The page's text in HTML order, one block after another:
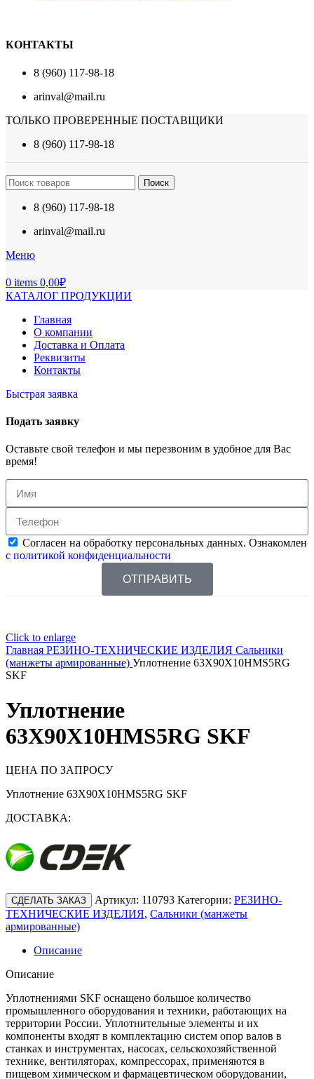
КОНТАКТЫ
8 (960) 117-98-18
arinval@mail.ru
ТОЛЬКО ПРОВЕРЕННЫЕ ПОСТАВЩИКИ
8 (960) 117-98-18
Поиск
8 (960) 117-98-18
arinval@mail.ru
Меню
0 items 0,00₽
КАТАЛОГ ПРОДУКЦИИ
Главная
О компании
Доставка и Оплата
Реквизиты
Контакты
Быстрая заявка
Подать заявку
Оставьте свой телефон и мы перезвоним в удобное для Вас
время!
Согласен на обработку персональных данных. Ознакомлен
с политикой конфиденциальности
ОТПРАВИТЬ
Click to enlarge
Главная РЕЗИНО-ТЕХНИЧЕСКИЕ ИЗДЕЛИЯ Сальники
(манжеты армированные) Уплотнение 63X90X10HMS5RG
SKF
Уплотнение
63X90X10HMS5RG SKF
ЦЕНА ПО ЗАПРОСУ
Уплотнение 63X90X10HMS5RG SKF
ДОСТАВКА:
СДЕЛАТЬ ЗАКАЗ Артикул: 110793 Категории: РЕЗИНО-
ТЕХНИЧЕСКИЕ ИЗДЕЛИЯ, Сальники (манжеты
армированные)
Описание
Описание
Уплотнениями SKF оснащено большое количество
промышленного оборудования и техники, работающих на
территории России. Уплотнительные элементы и их
компоненты входят в комплектацию систем опор валов в
станках и инструментах, насосах, сельскохозяйственной
технике, вентиляторах, компрессорах, применяются в
пищевом химическом и фармацевтическом оборудовании,